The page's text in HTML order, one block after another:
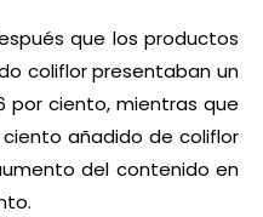
que los productos
coliflor presentaban un
por ciento, mientras que
añadido de coliflor
del contenido en